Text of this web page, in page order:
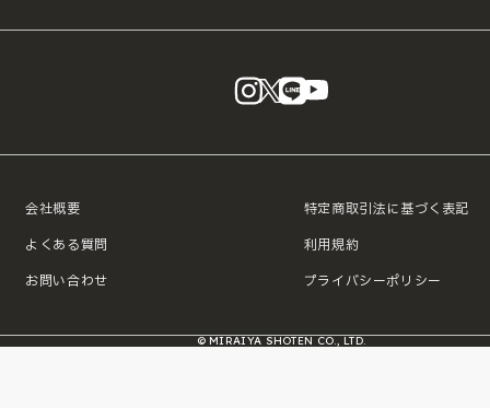
instagram
X LINE
会社概要
よくある質問
お問い合わせ
特定商取引法に基づく表記
利用規約
プライバシーポリシー
© MIRAIYA SHOTEN CO., LTD.